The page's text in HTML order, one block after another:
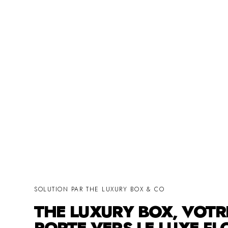
SOLUTION PAR THE LUXURY BOX & CO
THE LUXURY BOX,